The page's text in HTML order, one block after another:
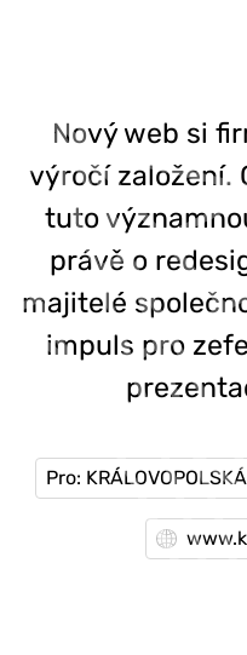
Nový web si
výročí založení.
tuto
právě o
majitelé
impuls pro
Pro: